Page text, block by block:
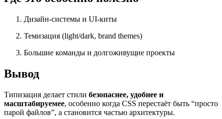
Дизайн-системы и UI-киты
Темизация (light/dark, brand themes)
Большие команды и долгоживущие проекты
Вывод
Типизация делает стили безопаснее, удобнее и
масштабируемее, особенно когда CSS перестаёт быть “просто
парой файлов”, а становится частью архитектуры.